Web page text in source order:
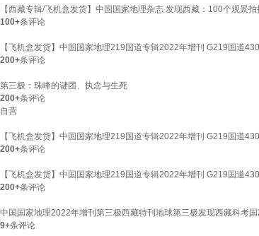
【西藏专辑/飞机盒发货】中国国家地理杂志 发现西藏：100个观景
100+条评论
【飞机盒发货】中国国家地理219国道专辑2022年增刊 G219国道
200+条评论
第三极：珠峰的谜团、执念与生死
200+条评论
自营
【飞机盒发货】中国国家地理219国道专辑2022年增刊 G219国道
200+条评论
【飞机盒发货】中国国家地理219国道专辑2022年增刊 G219国道
200+条评论
中国国家地理2022年增刊第三极西藏特刊地球第三极发现西藏科考
9+条评论